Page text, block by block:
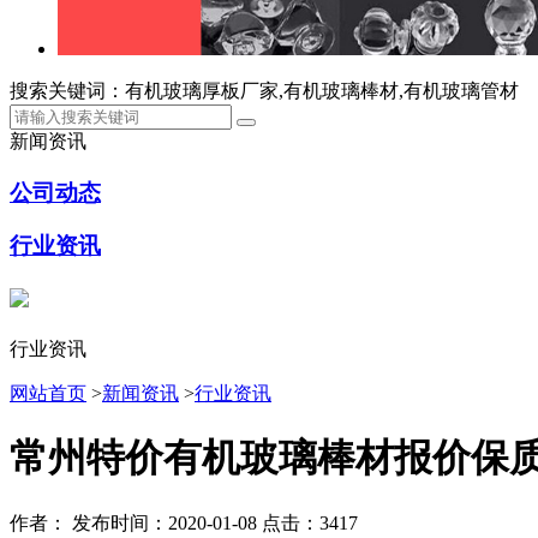
搜索关键词：有机玻璃厚板厂家,有机玻璃棒材,有机玻璃管材
新闻资讯
公司动态
行业资讯
行业资讯
网站首页 >新闻资讯 >行业资讯
常州特价有机玻璃棒材报价保
作者： 发布时间：2020-01-08 点击：3417